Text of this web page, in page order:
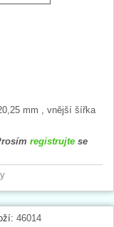
mm , vnější šířka
registrujte se
46014